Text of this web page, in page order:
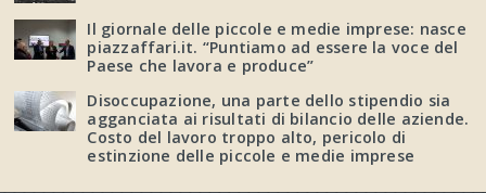
Il giornale delle piccole e medie imprese: nasce
piazzaffari.it. “Puntiamo ad essere la voce del
Paese che lavora e produce”
Disoccupazione, una parte dello stipendio sia
agganciata ai risultati di bilancio delle aziende.
Costo del lavoro troppo alto, pericolo di
estinzione delle piccole e medie imprese